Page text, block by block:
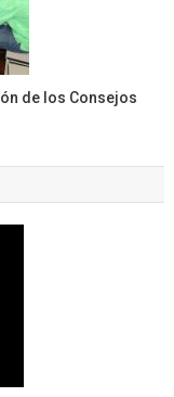
de los Consejos